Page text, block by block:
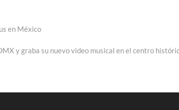
en México
y graba su nuevo video musical en el centro